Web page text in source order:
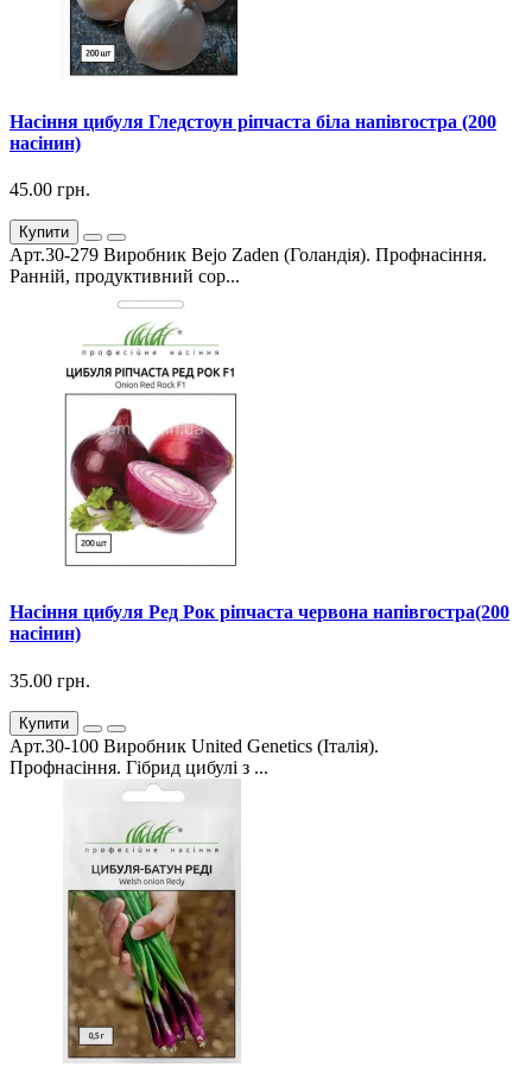
Насіння цибуля Гледстоун ріпчаста біла напівгостра (200
насінин)
45.00 грн.
Купити
Арт.30-279 Виробник Bejo Zaden (Голандія). Профнасіння.
Ранній, продуктивний сор...
Насіння цибуля Ред Рок ріпчаста червона напівгостра(200
насінин)
35.00 грн.
Купити
Арт.30-100 Виробник United Genetics (Італія).
Профнасіння. Гібрид цибулі з ...